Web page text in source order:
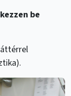
be